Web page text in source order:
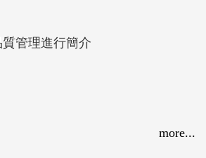
管理進行簡介
more...